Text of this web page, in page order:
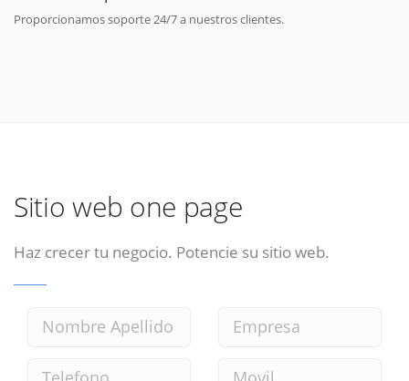
Proporcionamos soporte 24/7 a nuestros clientes.
Sitio web one page
Haz crecer tu negocio. Potencie su sitio web.